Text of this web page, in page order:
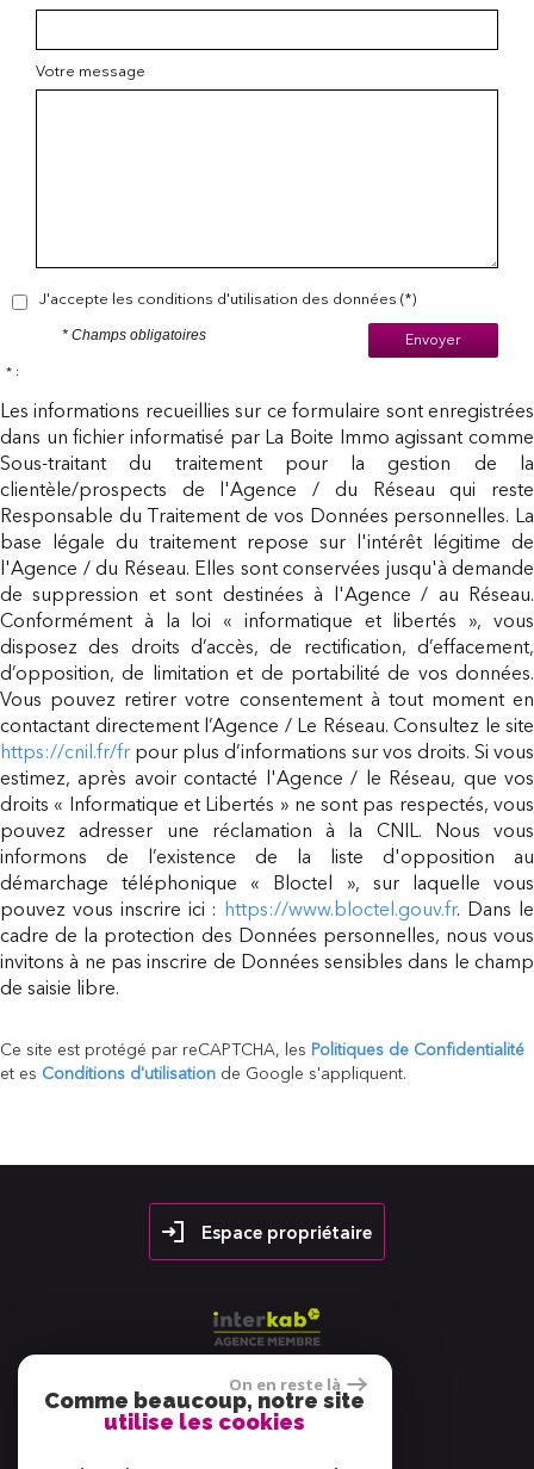
Votre message
J'accepte les conditions d'utilisation des données (*)
Envoyer
* Champs obligatoires
* :
Les informations recueillies sur ce formulaire sont enregistrées
dans un fichier informatisé par La Boite Immo agissant comme
Sous-traitant du traitement pour la gestion de la
clientèle/prospects de l'Agence / du Réseau qui reste
Responsable du Traitement de vos Données personnelles. La
base légale du traitement repose sur l'intérêt légitime de
l'Agence / du Réseau. Elles sont conservées jusqu'à demande
de suppression et sont destinées à l'Agence / au Réseau.
Conformément à la loi « informatique et libertés », vous
disposez des droits d’accès, de rectification, d’effacement,
d’opposition, de limitation et de portabilité de vos données.
Vous pouvez retirer votre consentement à tout moment en
contactant directement l’Agence / Le Réseau. Consultez le site
https://cnil.fr/fr pour plus d’informations sur vos droits. Si vous
estimez, après avoir contacté l'Agence / le Réseau, que vos
droits « Informatique et Libertés » ne sont pas respectés, vous
pouvez adresser une réclamation à la CNIL. Nous vous
informons de l’existence de la liste d'opposition au
démarchage téléphonique « Bloctel », sur laquelle vous
pouvez vous inscrire ici : https://www.bloctel.gouv.fr. Dans le
cadre de la protection des Données personnelles, nous vous
invitons à ne pas inscrire de Données sensibles dans le champ
de saisie libre.
Ce site est protégé par reCAPTCHA, les Politiques de Confidentialité
et es Conditions d'utilisation de Google s'appliquent.
Espace propriétaire
38 avis
On en reste là
Comme beaucoup, notre site
utilise les cookies